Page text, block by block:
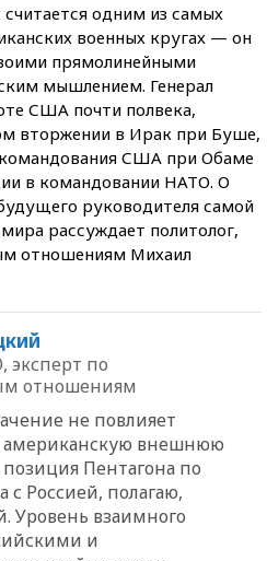
одним из самых
военных кругах — он
прямолинейными
мышлением. Генерал
США почти полвека,
вторжении в Ирак при Буше,
США при Обаме
в командовании НАТО. О
руководителя самой
рассуждает политолог,
отношениям Михаил
по
отношениям
не повлияет
американскую внешнюю
Пентагона по
с Россией, полагаю,
Уровень взаимного
и